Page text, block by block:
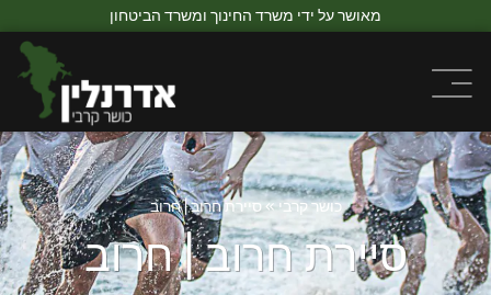
מאושר על ידי משרד החינוך ומשרד הביטחון
כושר קרבי »סיירת חרוב | חרוב
סיירת חרוב | חרוב